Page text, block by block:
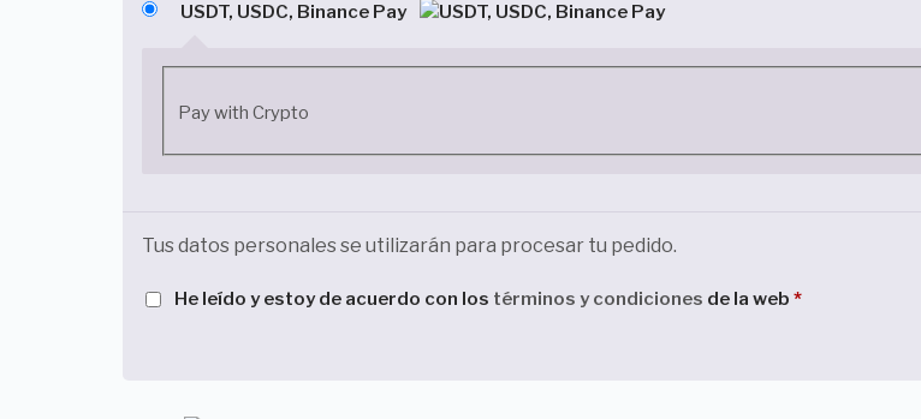
USDT, USDC, Binance Pay
Pay with Crypto
Tus datos personales se utilizarán para procesar tu pedido.
He leído y estoy de acuerdo con los términos y condiciones de la web *